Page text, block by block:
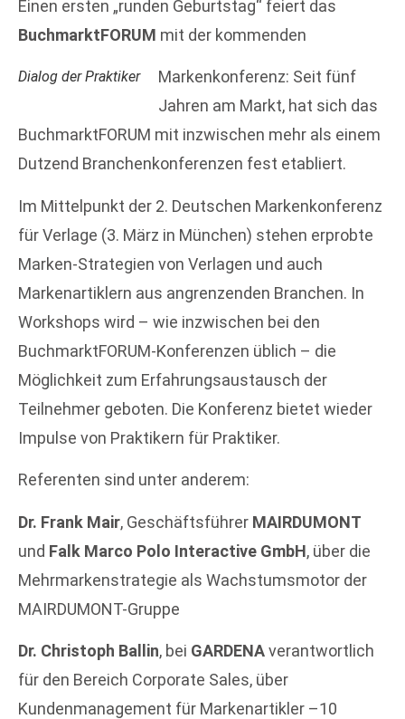
Einen ersten „runden Geburtstag“ feiert das
BuchmarktFORUM mit der kommenden
Dialog der Praktiker
Markenkonferenz: Seit fünf
Jahren am Markt, hat sich das
BuchmarktFORUM mit inzwischen mehr als einem
Dutzend Branchenkonferenzen fest etabliert.
Im Mittelpunkt der 2. Deutschen Markenkonferenz
für Verlage (3. März in München) stehen erprobte
Marken-Strategien von Verlagen und auch
Markenartiklern aus angrenzenden Branchen. In
Workshops wird – wie inzwischen bei den
BuchmarktFORUM-Konferenzen üblich – die
Möglichkeit zum Erfahrungsaustausch der
Teilnehmer geboten. Die Konferenz bietet wieder
Impulse von Praktikern für Praktiker.
Referenten sind unter anderem:
Dr. Frank Mair, Geschäftsführer MAIRDUMONT
und Falk Marco Polo Interactive GmbH, über die
Mehrmarkenstrategie als Wachstumsmotor der
MAIRDUMONT-Gruppe
Dr. Christoph Ballin, bei GARDENAverantwortlich
für den Bereich Corporate Sales, über
Kundenmanagement für Markenartikler –10